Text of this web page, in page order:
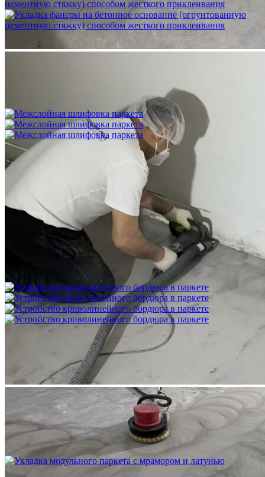
цементную стяжку) способом жесткого приклеивания
Межслойная шлифовка паркета
Устройство криволинейного бордюра в паркете
2 500 ₽